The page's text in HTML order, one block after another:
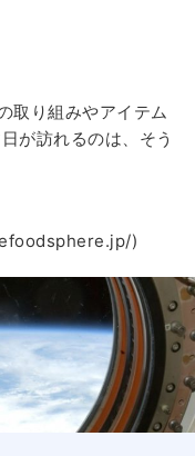
取り組みやアイテム
が訪れるのは、そう
)